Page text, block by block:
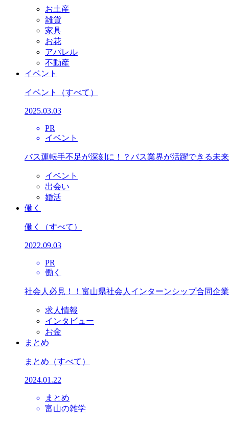
お土産
雑貨
家具
お花
アパレル
不動産
イベント
イベント （すべて）
2025.03.03
PR
イベント
バス運転手不足が深刻に！？バス業界が活躍できる未
イベント
出会い
婚活
働く
働く （すべて）
2022.09.03
PR
働く
社会人必見！！富山県社会人インターンシップ合同企
求人情報
インタビュー
お金
まとめ
まとめ （すべて）
2024.01.22
まとめ
富山の雑学